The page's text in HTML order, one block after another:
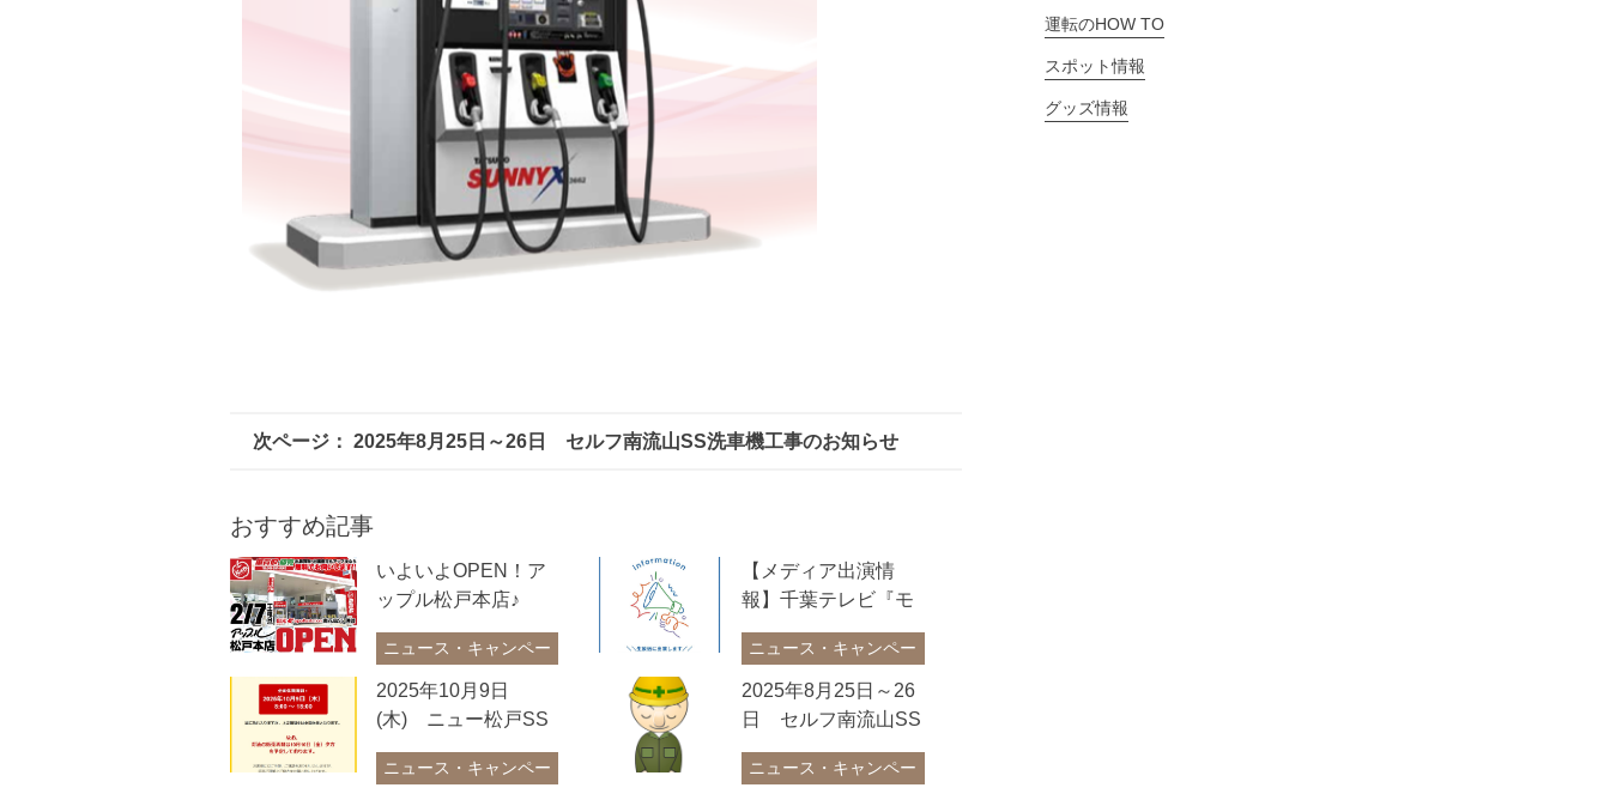
2025年8月25日～26日 セルフ南流山SS洗車機工事のお知らせ
おすすめ記事
いよいよOPEN！ア
ップル松戸本店♪
ニュース・キャンペー
【メディア出演情
報】千葉テレビ『モ
ーニングこんぱす』
に出演しました！
ニュース・キャンペー
2025年10月9日
(木) ニュー松戸SS
臨時休業のお知らせ
ニュース・キャンペー
2025年8月25日～26
日 セルフ南流山SS
洗車機工事のお知ら
せ
ニュース・キャンペー
運転のHOW TO
スポット情報
グッズ情報